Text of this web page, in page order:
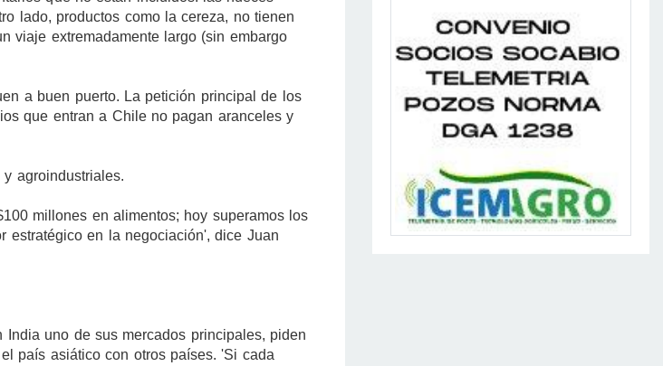
lado, productos como la cereza, no tienen
viaje extremadamente largo (sin embargo
a buen puerto. La petición principal de los
que entran a Chile no pagan aranceles y
agroindustriales.
millones en alimentos; hoy superamos los
estratégico en la negociación', dice Juan
uno de sus mercados principales, piden
país asiático con otros países. 'Si cada